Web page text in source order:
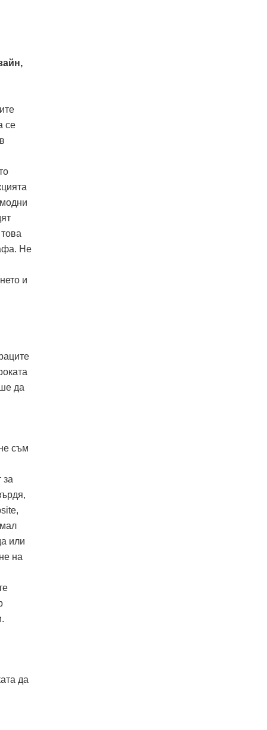
се
Не
и
да
съм
за
или
на
да